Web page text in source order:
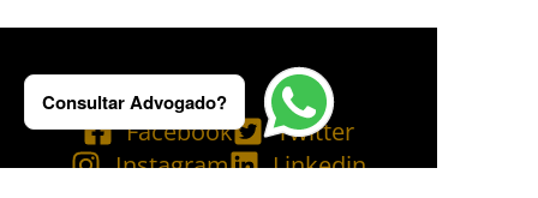
Facebook
Twitter
Instagram
Linkedin
Consultar Advogado?